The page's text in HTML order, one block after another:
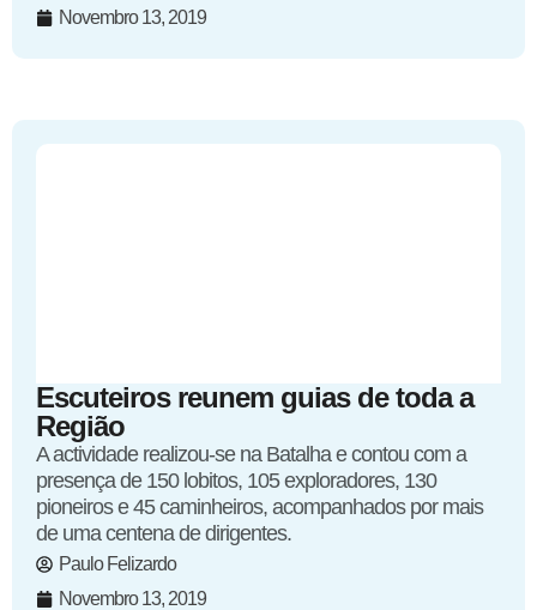
Novembro 13, 2019
Escuteiros reunem guias de toda a
Região
A actividade realizou-se na Batalha e contou com a
presença de 150 lobitos, 105 exploradores, 130
pioneiros e 45 caminheiros, acompanhados por mais
de uma centena de dirigentes.
Paulo Felizardo
Novembro 13, 2019